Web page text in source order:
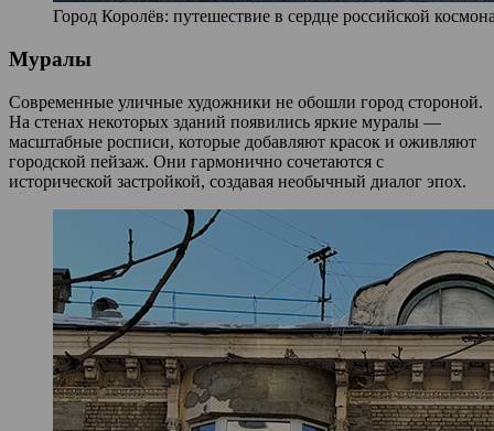
Город Королёв: путешествие в сердце российской
Муралы
Современные уличные художники не обошли город стороной.
На стенах некоторых зданий появились яркие муралы —
масштабные росписи, которые добавляют красок и оживляют
городской пейзаж. Они гармонично сочетаются с
исторической застройкой, создавая необычный диалог эпох.